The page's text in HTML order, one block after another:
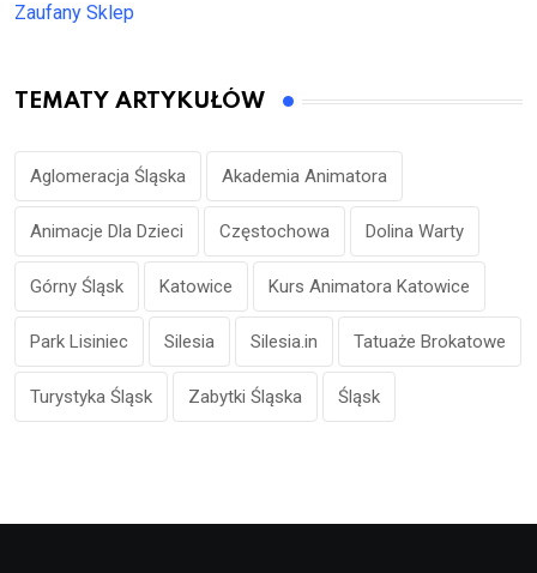
Zaufany Sklep
TEMATY ARTYKUŁÓW
Aglomeracja Śląska Akademia Animatora
Animacje Dla Dzieci Częstochowa Dolina Warty
Górny Śląsk Katowice Kurs Animatora Katowice
Park Lisiniec Silesia Silesia.in Tatuaże Brokatowe
Turystyka Śląsk Zabytki Śląska Śląsk